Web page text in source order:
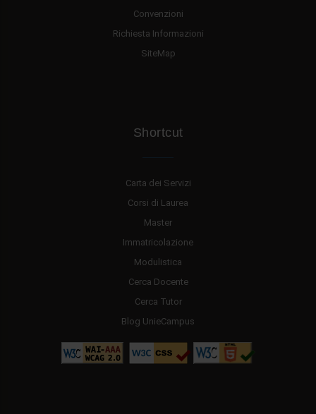
Convenzioni
Richiesta Informazioni
SiteMap
Shortcut
Carta dei Servizi
Corsi di Laurea
Master
Immatricolazione
Modulistica
Cerca Docente
Cerca Tutor
Blog UnieCampus